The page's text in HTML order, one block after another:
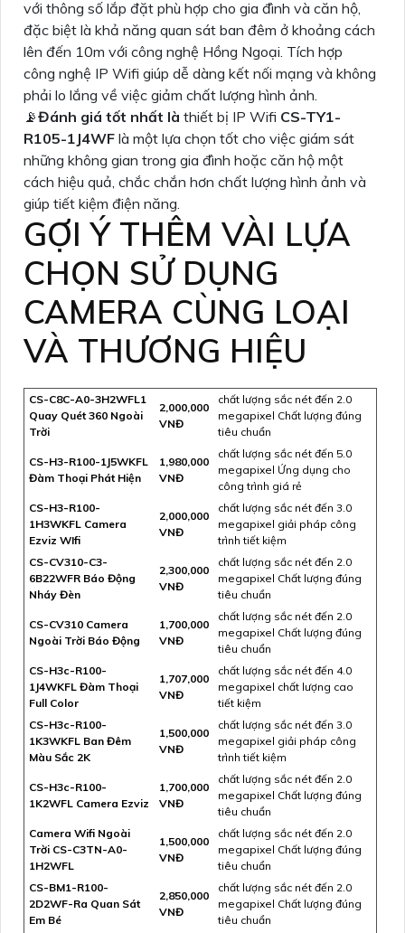
với thông số lắp đặt phù hợp cho gia đình và căn hộ,
đặc biệt là khả năng quan sát ban đêm ở khoảng cách
lên đến 10m với công nghệ Hồng Ngoại. Tích hợp
công nghệ IP Wifi giúp dễ dàng kết nối mạng và không
phải lo lắng về việc giảm chất lượng hình ảnh.
📡Đánh giá tốt nhất là thiết bị IP Wifi CS-TY1-
R105-1J4WF là một lựa chọn tốt cho việc giám sát
những không gian trong gia đình hoặc căn hộ một
cách hiệu quả, chắc chắn hơn chất lượng hình ảnh và
giúp tiết kiệm điện năng.
GỢI Ý THÊM VÀI LỰA
CHỌN SỬ DỤNG
CAMERA CÙNG LOẠI
VÀ THƯƠNG HIỆU
CS-C8C-A0-3H2WFL1
Quay Quét 360 Ngoài
Trời
2,000,000
VNĐ
chất lượng sắc nét đến 2.0
megapixel Chất lượng đúng
tiêu chuẩn
CS-H3-R100-1J5WKFL
Đàm Thoại Phát Hiện
1,980,000
VNĐ
chất lượng sắc nét đến 5.0
megapixel Ứng dụng cho
công trình giá rẻ
CS-H3-R100-
1H3WKFL Camera
Ezviz WIfi
2,000,000
VNĐ
chất lượng sắc nét đến 3.0
megapixel giải pháp công
trình tiết kiệm
CS-CV310-C3-
6B22WFR Báo Động
Nháy Đèn
2,300,000
VNĐ
chất lượng sắc nét đến 2.0
megapixel Chất lượng đúng
tiêu chuẩn
CS-CV310 Camera
Ngoài Trời Báo Động
1,700,000
VNĐ
chất lượng sắc nét đến 2.0
megapixel Chất lượng đúng
tiêu chuẩn
CS-H3c-R100-
1J4WKFL Đàm Thoại
Full Color
1,707,000
VNĐ
chất lượng sắc nét đến 4.0
megapixel chất lượng cao
tiết kiệm
CS-H3c-R100-
1K3WKFL Ban Đêm
Màu Sắc 2K
1,500,000
VNĐ
chất lượng sắc nét đến 3.0
megapixel giải pháp công
trình tiết kiệm
CS-H3c-R100-
1K2WFL Camera Ezviz
1,700,000
VNĐ
chất lượng sắc nét đến 2.0
megapixel Chất lượng đúng
tiêu chuẩn
Camera Wifi Ngoài
Trời CS-C3TN-A0-
1H2WFL
1,500,000
VNĐ
chất lượng sắc nét đến 2.0
megapixel Chất lượng đúng
tiêu chuẩn
CS-BM1-R100-
2D2WF-Ra Quan Sát
Em Bé
2,850,000
VNĐ
chất lượng sắc nét đến 2.0
megapixel Chất lượng đúng
tiêu chuẩn